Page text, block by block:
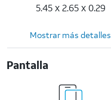
5.45 x 2.65 x 0.29
Mostrar más detalles
Pantalla